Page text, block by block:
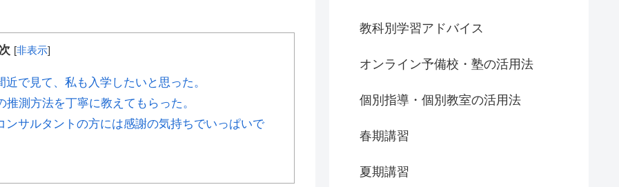
[非表示]
で見て、私も入学したいと思った。
測方法を丁寧に教えてもらった。
サルタントの方には感謝の気持ちでいっぱいで
教科別学習アドバイス
オンライン予備校・塾の活用法
個別指導・個別教室の活用法
春期講習
夏期講習